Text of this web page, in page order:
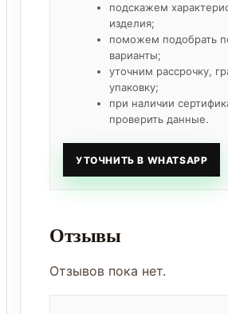
подскажем
изделия;
поможем подобрать
варианты;
уточним рассрочку,
упаковку;
при наличии
проверить данные.
УТОЧНИТЬ В WHATSAPP
Отзывы
Отзывов пока нет.